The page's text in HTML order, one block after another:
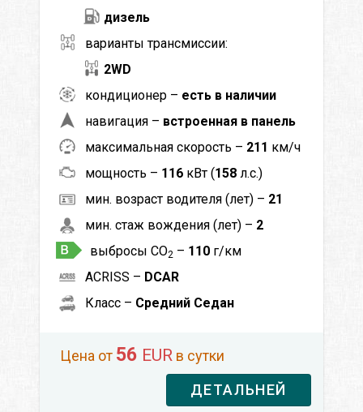
дизель
варианты трансмиссии:
2WD
кондиционер – есть в наличии
навигация – встроенная в панель
максимальная скорость – 211 км/ч
мощность – 116 кВт (158 л.с.)
мин. возраст водителя (лет) – 21
мин. стаж вождения (лет) – 2
выбросы CO2 – 110 г/км
ACRISS – DCAR
Класс – Средний Седан
Цена от 56 EUR в сутки
ДЕТАЛЬНЕЙ